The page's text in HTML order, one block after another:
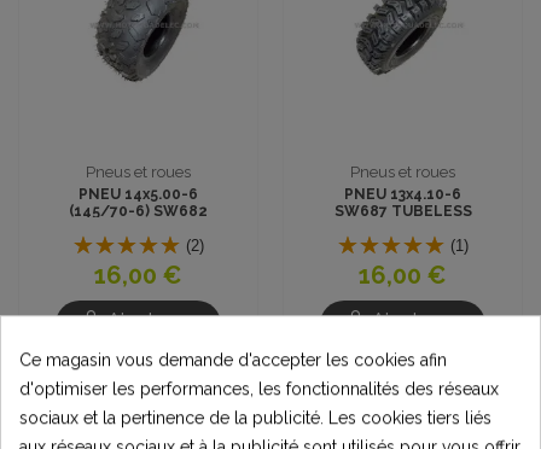
Pneus et roues
PNEU 14x5.00-6
(145/70-6) SW682
(2)
16,00 €
Ajouter au
Pneus et roues
PNEU 13x4.10-6
SW687 TUBELESS
(1)
16,00 €
Ajouter au
panier
Ce magasin vous demande d'accepter les cookies afin
d'optimiser les performances, les fonctionnalités des réseaux
sociaux et la pertinence de la publicité. Les cookies tiers liés